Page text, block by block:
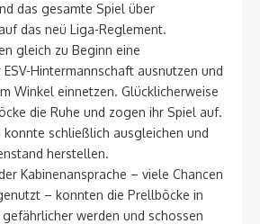
das gesamte Spiel über
das neü Liga-Reglement.
gleich zu Beginn eine
Hintermannschaft ausnutzen und
Winkel einnetzen. Glücklicherweise
die Ruhe und zogen ihr Spiel auf.
schließlich ausgleichen und
herstellen.
Kabinenansprache – viele Chancen
– konnten die Prellböcke in
werden und schossen